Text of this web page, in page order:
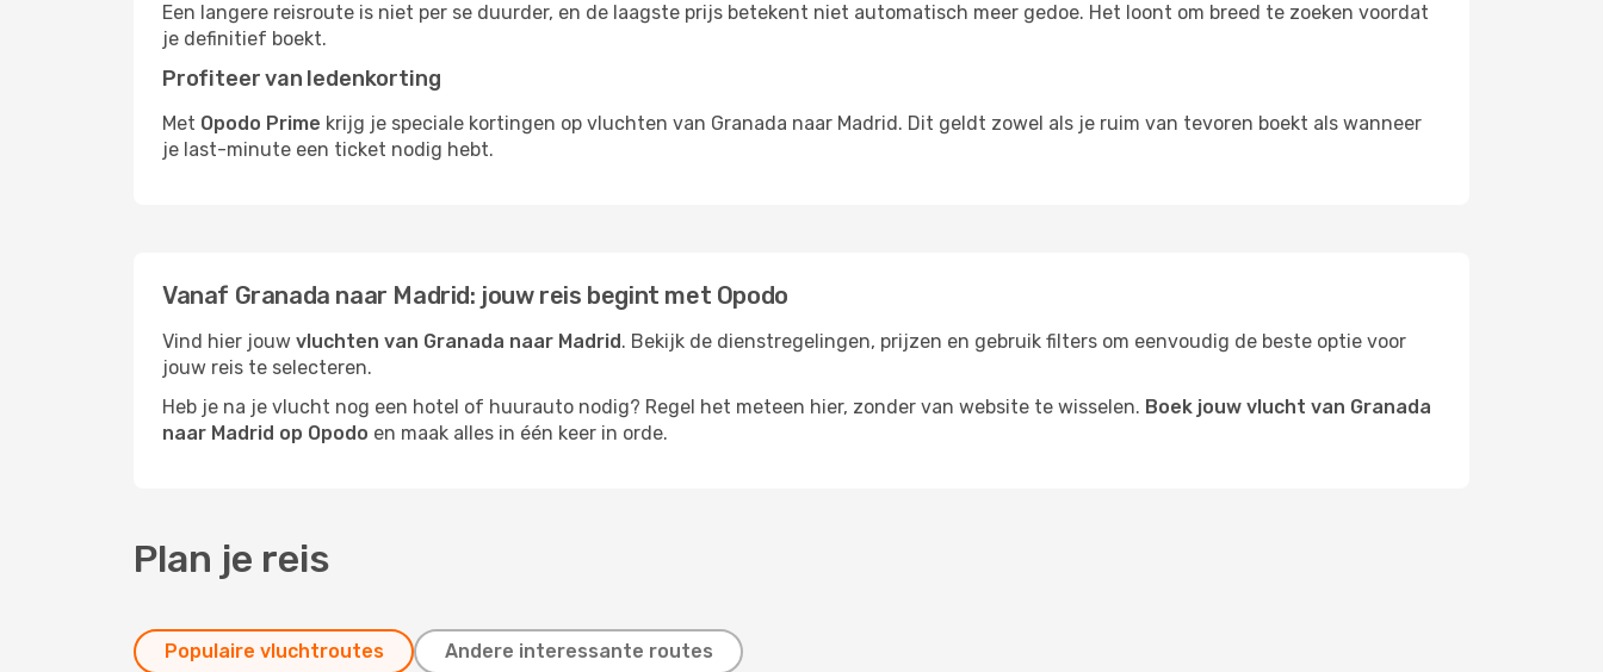
Een langere reisroute is niet per se duurder, en de laagste prijs betekent niet automatisch meer gedoe. Het loont om breed te zoeken voordat
je definitief boekt.
Profiteer van ledenkorting
Met Opodo Prime krijg je speciale kortingen op vluchten van Granada naar Madrid. Dit geldt zowel als je ruim van tevoren boekt als wanneer
je last-minute een ticket nodig hebt.
Vanaf Granada naar Madrid: jouw reis begint met Opodo
Vind hier jouw vluchten van Granada naar Madrid. Bekijk de dienstregelingen, prijzen en gebruik filters om eenvoudig de beste optie voor
jouw reis te selecteren.
Heb je na je vlucht nog een hotel of huurauto nodig? Regel het meteen hier, zonder van website te wisselen. Boek jouw vlucht van Granada
naar Madrid op Opodo en maak alles in één keer in orde.
Plan je reis
Populaire vluchtroutes Andere interessante routes